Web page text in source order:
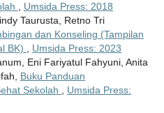
Umsida Press: 2018
Taurusta, Retno Tri
dan Konseling (Tampilan
BK)
Umsida Press: 2023
Eni Fariyatul Fahyuni, Anita
Buku Panduan
Sekolah
Umsida Press: